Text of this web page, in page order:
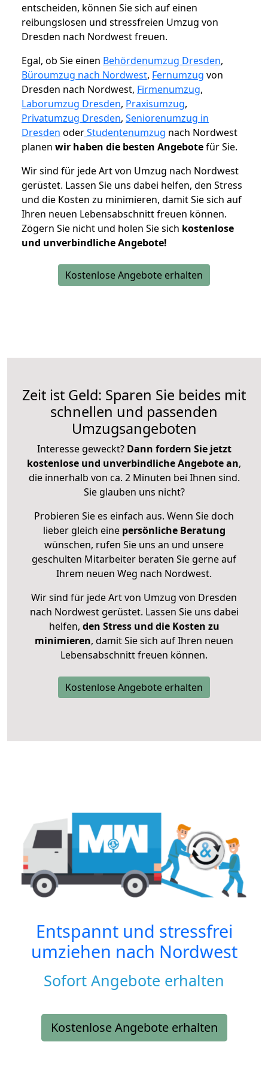
entscheiden, können Sie sich auf einen
reibungslosen und stressfreien Umzug von
Dresden nach Nordwest freuen.
Egal, ob Sie einen Behördenumzug Dresden,
Büroumzug nach Nordwest, Fernumzug von
Dresden nach Nordwest, Firmenumzug,
Laborumzug Dresden, Praxisumzug,
Privatumzug Dresden, Seniorenumzug in
Dresden oderStudentenumzug nach Nordwest
planen wir haben die besten Angebotefür Sie.
Wir sind für jede Art von Umzug nach Nordwest
gerüstet. Lassen Sie uns dabei helfen, den Stress
und die Kosten zu minimieren, damit Sie sich auf
Ihren neuen Lebensabschnitt freuen können.
Zögern Sie nicht und holen Sie sich kostenlose
und unverbindliche Angebote!
Kostenlose Angebote erhalten
Zeit ist Geld: Sparen Sie beides mit
schnellen und passenden
Umzugsangeboten
Interesse geweckt? Dann fordern Sie jetzt
kostenlose und unverbindliche Angebote an,
die innerhalb von ca. 2 Minuten bei Ihnen sind.
Sie glauben uns nicht?
Probieren Sie es einfach aus. Wenn Sie doch
lieber gleich eine persönliche Beratung
wünschen, rufen Sie uns an und unsere
geschulten Mitarbeiter beraten Sie gerne auf
Ihrem neuen Weg nach Nordwest.
Wir sind für jede Art von Umzug von Dresden
nach Nordwest gerüstet. Lassen Sie uns dabei
helfen, den Stress und die Kosten zu
minimieren, damit Sie sich auf Ihren neuen
Lebensabschnitt freuen können.
Kostenlose Angebote erhalten
Entspannt und stressfrei
umziehen nach Nordwest
Sofort Angebote erhalten
Kostenlose Angebote erhalten